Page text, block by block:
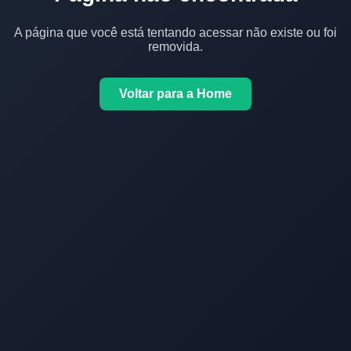
A página que você está tentando acessar não existe ou foi
removida.
Voltar para a Home